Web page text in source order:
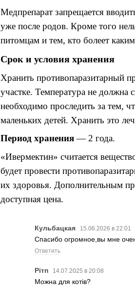
Медпрепарат запрещается
уже после родов. Кроме того
питомцам и тем, кто болеет
Срок и условия хранения
Хранить противопаразитарный
участке. Температура не должна
необходимо проследить за тем,
маленьких детей. Хранить это
Период хранения — 2 года.
«Ивермектин» считается
будет провести
их здоровья. Дополнительным
доступная цена.
Кульбацкая 15.06.2026 в 22:01
Спасибо огромное,вы мне
Ответить
Рітп 14.07.2025 в 20:08
Можна для котів?